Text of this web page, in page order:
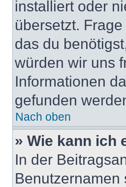
installiert oder
übersetzt.
das du
würden wir uns
Informationen
gefunden
Nach oben
» Wie kann ich
In der
Benutzernamen